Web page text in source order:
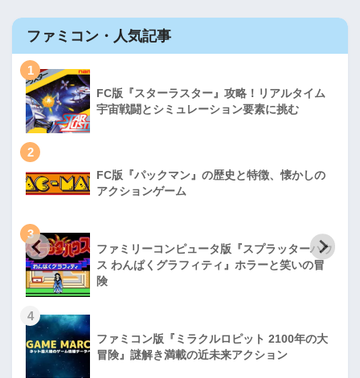
ファミコン・人気記事
1
FC版『スターラスター』攻略！リアルタイム
宇宙戦闘とシミュレーション要素に挑む
2
FC版『パックマン』の歴史と特徴、懐かしの
アクションゲーム
3
ファミリーコンピュータ版『スプラッターハウ
ス わんぱくグラフィティ』ホラーと笑いの冒
険
4
ファミコン版『ミラクルロピット 2100年の大
冒険』謎解き満載の近未来アクション